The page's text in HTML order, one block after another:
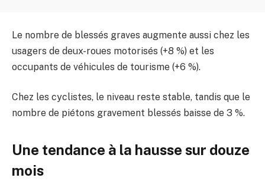
Le nombre de blessés graves augmente aussi chez les
usagers de deux-roues motorisés (+8 %) et les
occupants de véhicules de tourisme (+6 %).
Chez les cyclistes, le niveau reste stable, tandis que le
nombre de piétons gravement blessés baisse de 3 %.
Une tendance à la hausse sur douze
mois